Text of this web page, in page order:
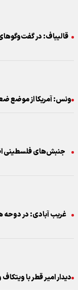
قالیباف: در
ونس: آمریکا از موضع
جنبش‌های فلسطینی
غریب آبادی: در دوحه
دیدار امیر قطر با